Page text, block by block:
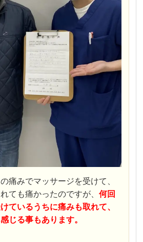
痛みでマッサージを受けて、
ても痛かったのですが、何回
ているうちに痛みも取れて、
じる事もあります。